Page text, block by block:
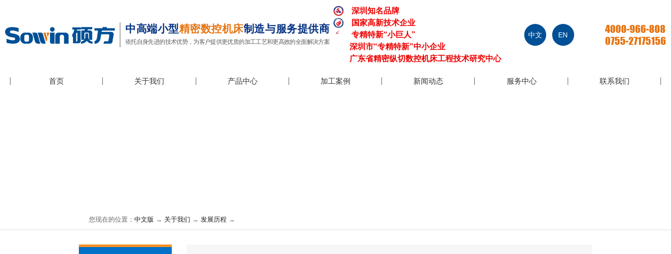
中高端小型精密数控机床制造与服务提供商
依托自身先进的技术优势，为客户提供更优质的加工工艺和更高效的全面解决方案
深圳知名品牌
国家高新技术企业
专精特新“小巨人”
深圳市“专精特新”中小企业
广东省精密纵切数控机床工程技术研究中心
中文 EN
4000-966-808
0755-27175156
首页 关于我们 产品中心 加工案例 新闻动态 服务中心 联系我们
您现在的位置：中文版 → 关于我们 →发展历程 →